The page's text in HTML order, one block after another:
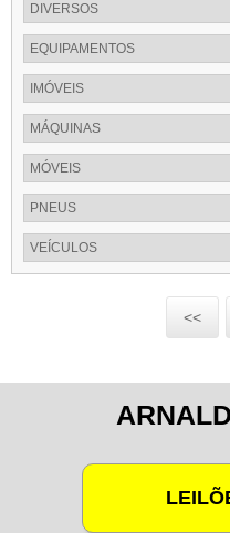
DIVERSOS
EQUIPAMENTOS
IMÓVEIS
MÁQUINAS
MÓVEIS
PNEUS
VEÍCULOS
<<